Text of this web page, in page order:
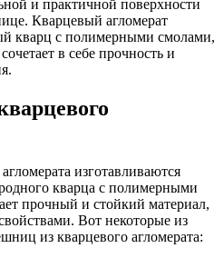
и практичной поверхности
Кварцевый агломерат
кварц с полимерными смолами,
в себе прочность и
изготавливаются
кварца с полимерными
прочный и стойкий материал,
Вот некоторые из
из кварцевого агломерата: